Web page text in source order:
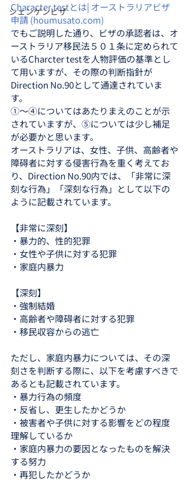
シェンゲンビザ
Character testとは| オーストラリアビザ
申請 (houmusato.com)
でもご説明した通り、ビザの承認者は、オ
ーストラリア移民法５０１条に定められて
いるCharcter testを人物評価の基準とし
て用いますが、その際の判断指針が
Direction No.90として通達されていま
す。
①～④についてはあたりまえのことが示
されていますが、⑤については少し補足
が必要かと思います。
オーストラリアは、女性、子供、高齢者や
障碍者に対する侵害行為を重く考えてお
り、Direction No.90内では、「非常に深
刻な行為」「深刻な行為」として以下の
ように記載されています。
【非常に深刻】
・暴力的、性的犯罪
・女性や子供に対する犯罪
・家庭内暴力
【深刻】
・強制結婚
・高齢者や障碍者に対する犯罪
・移民収容からの逃亡
ただし、家庭内暴力については、その深
刻さを判断する際に、以下を考慮すべきで
あるとも記載されています。
・暴力行為の頻度
・反省し、更生したかどうか
・被害者や子供に対する影響をどの程度
理解しているか
・家庭内暴力の要因となったものを解決
する努力
・再犯したかどうか